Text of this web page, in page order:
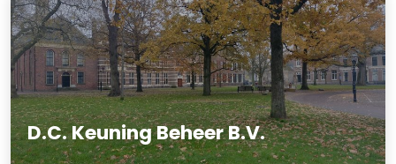
D.C. Keuning Beheer B.V.